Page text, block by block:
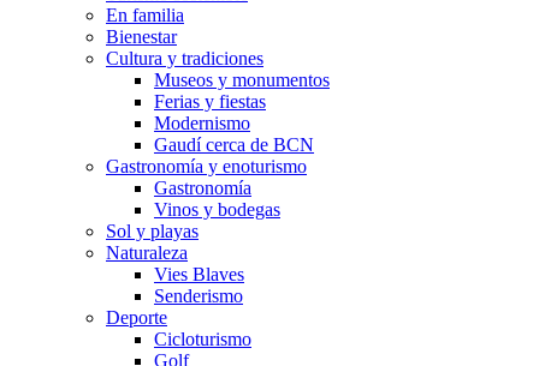
En familia
Bienestar
Cultura y tradiciones
Museos y monumentos
Ferias y fiestas
Modernismo
Gaudí cerca de BCN
Gastronomía y enoturismo
Gastronomía
Vinos y bodegas
Sol y playas
Naturaleza
Vies Blaves
Senderismo
Deporte
Cicloturismo
Golf